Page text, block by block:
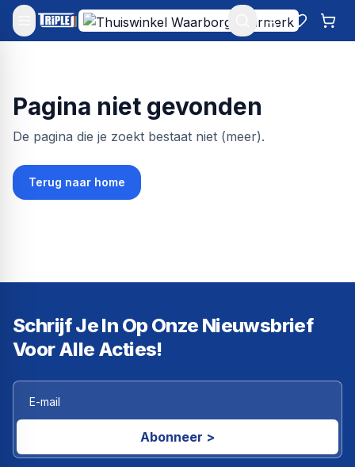
Mijn account
Pagina niet gevonden
De pagina die je zoekt bestaat niet (meer).
Terug naar home
Schrijf Je In Op Onze Nieuwsbrief
Voor Alle Acties!
Abonneer >